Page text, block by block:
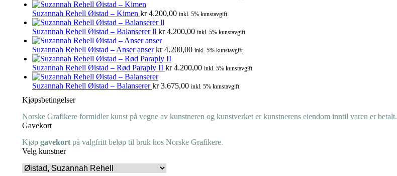
Suzannah Rehell Øistad – Kimen kr4.200,00 inkl. 5% kunstavgift
Suzannah Rehell Øistad – Balanserer ll kr4.200,00 inkl. 5% kunstavgift
Suzannah Rehell Øistad – Anser anserkr4.200,00 inkl. 5% kunstavgift
Suzannah Rehell Øistad – Rød Paraply II kr4.200,00 inkl. 5% kunstavgift
Suzannah Rehell Øistad – Balansererkr3.675,00 inkl. 5% kunstavgift
Kjøpsbetingelser
Norske Grafikere formidler kunst på vegne av kunstneren og kunstverket er kunstnerens eiendom inntil varen er betalt.
Gavekort
Kjøp gavekort på valgfritt beløp til bruk hos Norske Grafikere.
Velg kunstner